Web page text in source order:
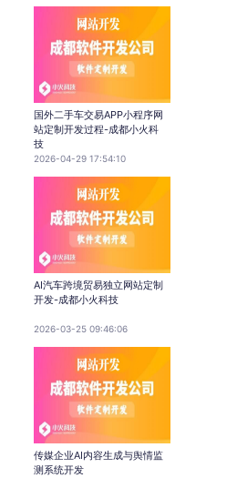
国外二手车交易APP小程序网
站定制开发过程-成都小火科
技
2026-04-29 17:54:10
AI汽车跨境贸易独立网站定制
开发-成都小火科技
2026-03-25 09:46:06
传媒企业AI内容生成与舆情监
测系统开发